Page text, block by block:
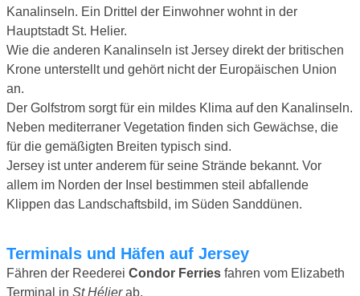
Kanalinseln. Ein Drittel der Einwohner wohnt in der
Hauptstadt St. Helier.
Wie die anderen Kanalinseln ist Jersey direkt der britischen
Krone unterstellt und gehört nicht der Europäischen Union
an.
Der Golfstrom sorgt für ein mildes Klima auf den Kanalinseln.
Neben mediterraner Vegetation finden sich Gewächse, die
für die gemäßigten Breiten typisch sind.
Jersey ist unter anderem für seine Strände bekannt. Vor
allem im Norden der Insel bestimmen steil abfallende
Klippen das Landschaftsbild, im Süden Sanddünen.
Terminals und Häfen auf Jersey
Fähren der Reederei Condor Ferries fahren vom Elizabeth
Terminal in St Hélierab.